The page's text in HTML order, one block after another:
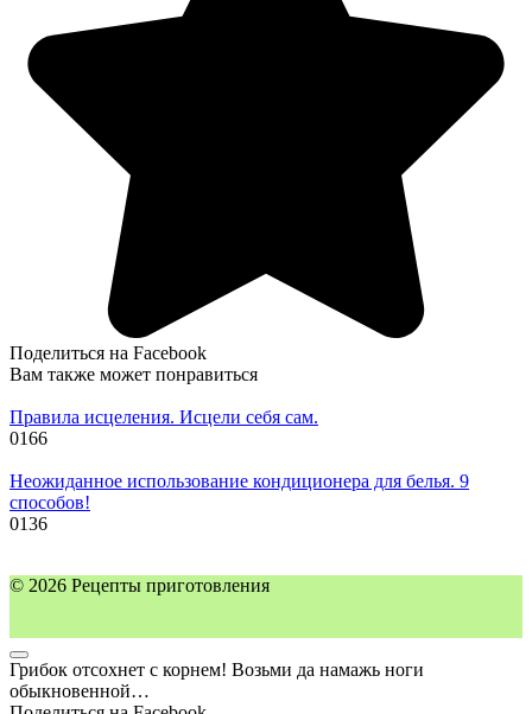
Поделиться на Facebook
Вам также может понравиться
Правила исцеления. Исцели себя сам.
0166
Неожиданное использование кондиционера для белья. 9
способов!
0136
© 2026 Рецепты приготовления
Грибок отсохнет с корнем! Возьми да намажь ноги
обыкновенной…